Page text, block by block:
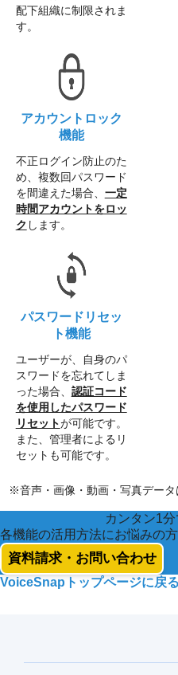
配下組織に制限されま
す。
アカウントロック
機能
不正ログイン防止のた
め、複数回パスワード
を間違えた場合、 一定
時間アカウントをロッ
ク します。
パスワードリセッ
ト機能
ユーザーが、自身のパ
スワードを忘れてしま
った場合、 認証コード
を使用したパスワード
リセットが可能です。
また、管理者によるリ
セットも可能です。
※音声・画像・動画・写真データ
カンタン1分
各機能の活用方法にお悩みの
資料請求・お問い合わせ
VoiceSnapトップページに戻る